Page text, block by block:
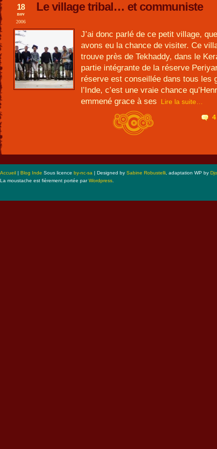
Le village tribal… et communiste
18
nov
2006
J’ai donc parlé de ce petit village,
avons eu la chance de visiter. Ce
trouve près de Tekhaddy, dans le
partie intégrante de la réserve
réserve est conseillée dans tous les
l’Inde, c’est une vraie chance
emmené grace à ses
Lire la suite…
4
Accueil | Blog Inde Sous licence by-nc-sa | Designed by Sabine Robustelli , adaptation WP by
La moustache est fièrement portée parWordpress